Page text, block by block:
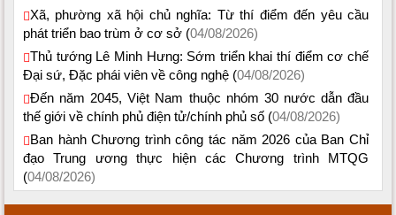
Xã, phường xã hội chủ nghĩa: Từ thí điểm đến yêu cầu
phát triển bao trùm ở cơ sở (04/08/2026)
Thủ tướng Lê Minh Hưng: Sớm triển khai thí điểm cơ chế
Đại sứ, Đặc phái viên về công nghệ (04/08/2026)
Đến năm 2045, Việt Nam thuộc nhóm 30 nước dẫn đầu
thế giới về chính phủ điện tử/chính phủ số (04/08/2026)
Ban hành Chương trình công tác năm 2026 của Ban Chỉ
đạo Trung ương thực hiện các Chương trình MTQG
(04/08/2026)